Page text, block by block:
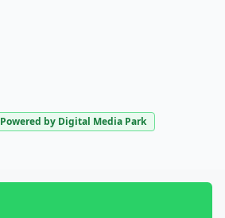
Powered by Digital Media Park